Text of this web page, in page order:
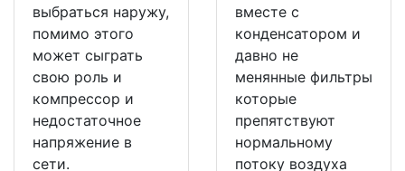
выбраться наружу,
помимо этого
может сыграть
свою роль и
компрессор и
недостаточное
напряжение в
сети.
вместе с
конденсатором и
давно не
менянные фильтры
которые
препятствуют
нормальному
потоку воздуха